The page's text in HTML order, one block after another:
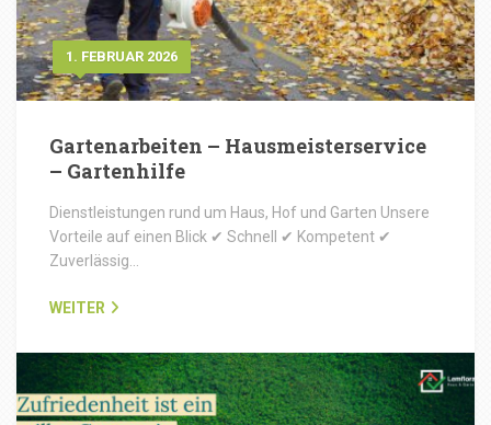
1. FEBRUAR 2026
Gartenarbeiten – Hausmeisterservice
– Gartenhilfe
Dienstleistungen rund um Haus, Hof und Garten Unsere
Vorteile auf einen Blick ✔ Schnell ✔ Kompetent ✔
Zuverlässig…
WEITER